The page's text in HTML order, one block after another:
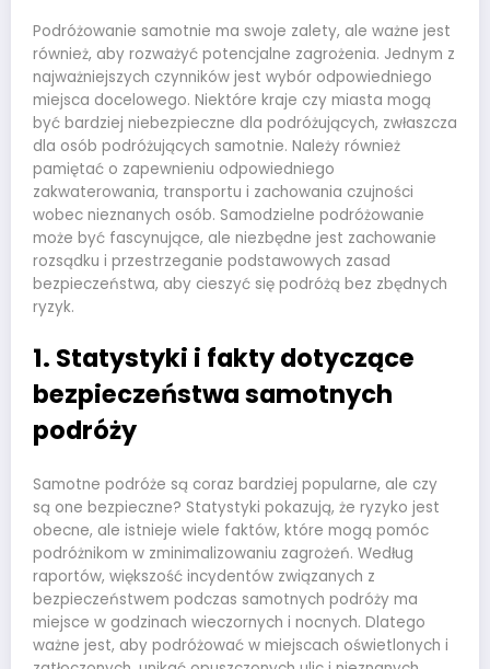
Podróżowanie samotnie ma swoje zalety, ale ważne jest
również, aby rozważyć potencjalne zagrożenia. Jednym z
najważniejszych czynników jest wybór odpowiedniego
miejsca docelowego. Niektóre kraje czy miasta mogą
być bardziej niebezpieczne dla podróżujących, zwłaszcza
dla osób podróżujących samotnie. Należy również
pamiętać o zapewnieniu odpowiedniego
zakwaterowania, transportu i zachowania czujności
wobec nieznanych osób. Samodzielne podróżowanie
może być fascynujące, ale niezbędne jest zachowanie
rozsądku i przestrzeganie podstawowych zasad
bezpieczeństwa, aby cieszyć się podróżą bez zbędnych
ryzyk.
1. Statystyki i fakty dotyczące
bezpieczeństwa samotnych
podróży
Samotne podróże są coraz bardziej popularne, ale czy
są one bezpieczne? Statystyki pokazują, że ryzyko jest
obecne, ale istnieje wiele faktów, które mogą pomóc
podróżnikom w zminimalizowaniu zagrożeń. Według
raportów, większość incydentów związanych z
bezpieczeństwem podczas samotnych podróży ma
miejsce w godzinach wieczornych i nocnych. Dlatego
ważne jest, aby podróżować w miejscach oświetlonych i